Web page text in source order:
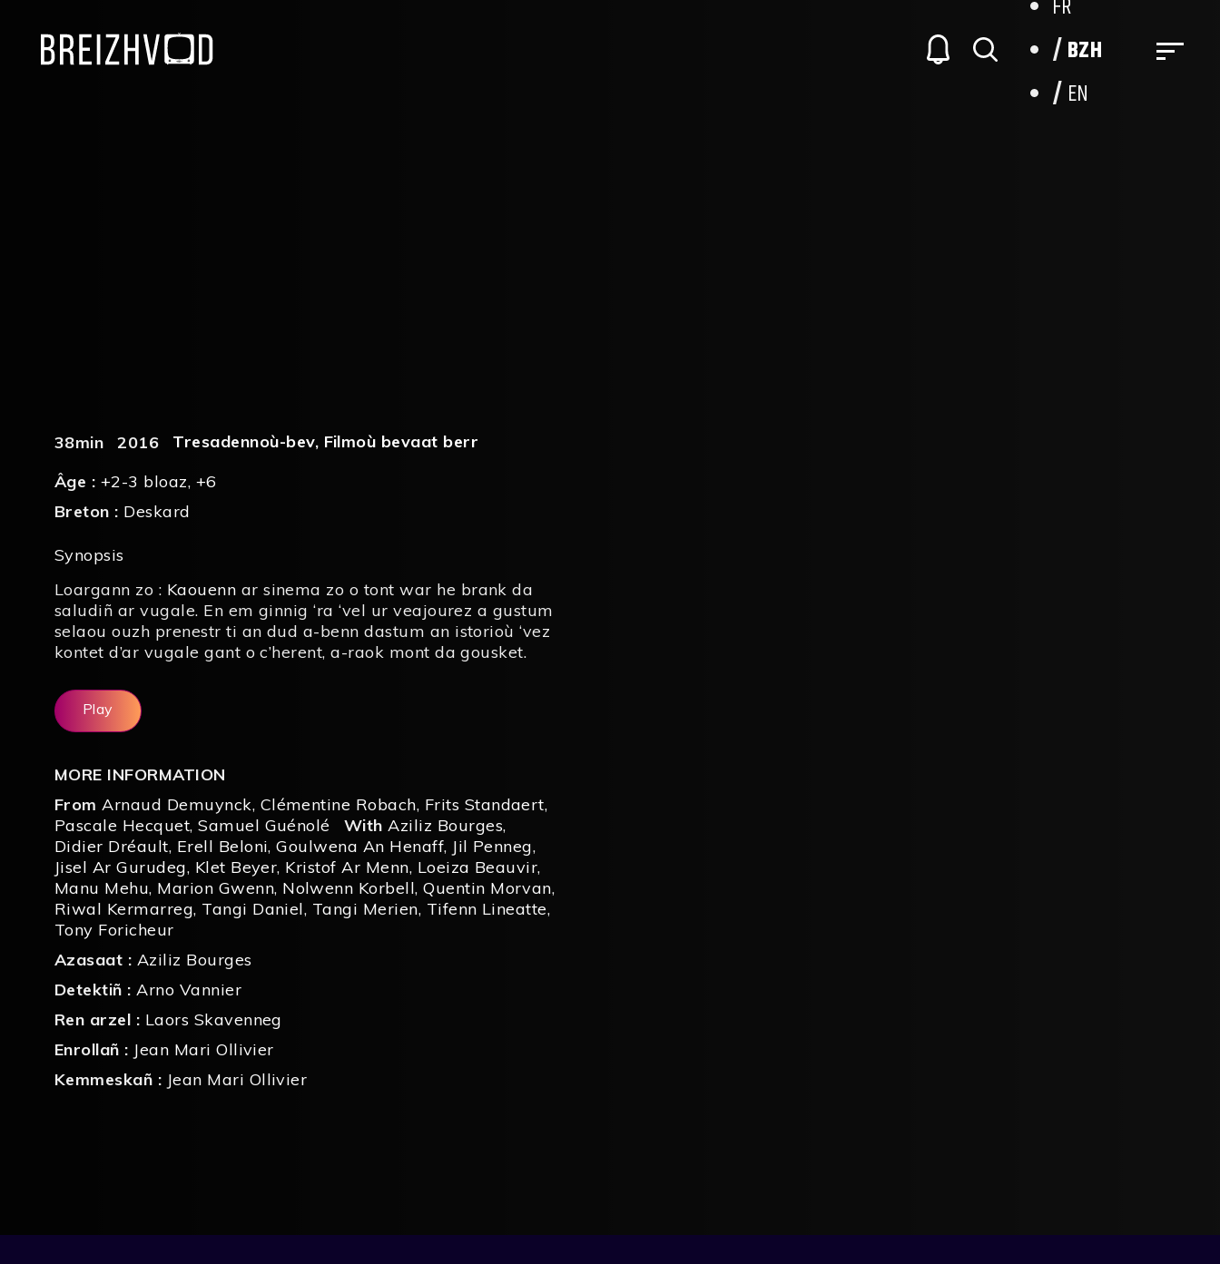
FR
BZH
EN
38min 2016 Tresadennoù-bev, Filmoù bevaat berr
Âge : +2-3 bloaz, +6
Breton : Deskard
Synopsis
Loargann zo : Kaouenn ar sinema zo o tont war he brank da
saludiñ ar vugale. En em ginnig ‘ra ‘vel ur veajourez a gustum
selaou ouzh prenestr ti an dud a-benn dastum an istorioù ‘vez
kontet d’ar vugale gant o c’herent, a-raok mont da gousket.
Play
MORE INFORMATION
From Arnaud Demuynck, Clémentine Robach, Frits Standaert,
Pascale Hecquet,Samuel Guénolé With Aziliz Bourges,
Didier Dréault, Erell Beloni,Goulwena An Henaff, Jil Penneg,
Jisel Ar Gurudeg, Klet Beyer, Kristof Ar Menn, Loeiza Beauvir,
Manu Mehu, Marion Gwenn, Nolwenn Korbell,Quentin Morvan,
Riwal Kermarreg, Tangi Daniel, Tangi Merien, Tifenn Lineatte,
Tony Foricheur
Azasaat : Aziliz Bourges
Detektiñ :Arno Vannier
Ren arzel : Laors Skavenneg
Enrollañ : Jean Mari Ollivier
Kemmeskañ : Jean Mari Ollivier